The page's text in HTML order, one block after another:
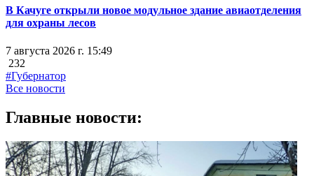
В Качуге открыли новое модульное здание авиаотделения
для охраны лесов
7 августа 2026 г. 15:49
232
#Губернатор
Все новости
Главные новости: